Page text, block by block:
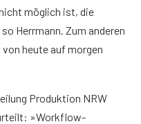
möglich ist, die
Herrmann. Zum anderen
heute auf morgen
Produktion NRW
»Workflow-